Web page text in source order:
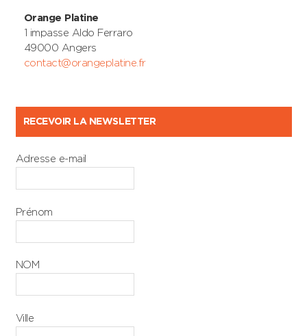
Orange Platine
1 impasse Aldo Ferraro
49000 Angers
contact@orangeplatine.fr
RECEVOIR LA NEWSLETTER
Adresse e-mail
Prénom
NOM
Ville